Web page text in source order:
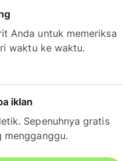
Anda untuk memeriksa
waktu ke waktu.
iklan
Sepenuhnya gratis
mengganggu.